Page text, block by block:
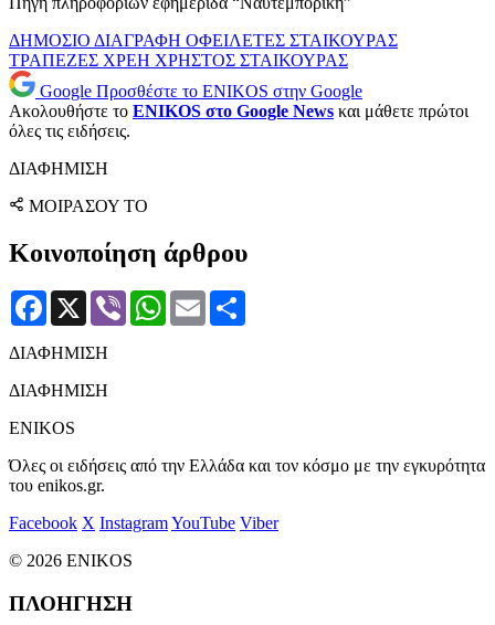
ΔΗΜΟΣΙΟ ΔΙΑΓΡΑΦΗ ΟΦΕΙΛΕΤΕΣ ΣΤΑΙΚΟΥΡΑΣ
ΤΡΑΠΕΖΕΣ ΧΡΕΗ ΧΡΗΣΤΟΣ ΣΤΑΙΚΟΥΡΑΣ
Google Προσθέστε το ENIKOS στην Google
Ακολουθήστε το ENIKOS στο Google News και μάθετε πρώτοι
όλες τις ειδήσεις.
ΔΙΑΦΗΜΙΣΗ
ΜΟΙΡΑΣΟΥ ΤΟ
Κοινοποίηση άρθρου
Facebook
X Viber WhatsApp
Email
ΔΙΑΦΗΜΙΣΗ
ΔΙΑΦΗΜΙΣΗ
ENIKOS
Όλες οι ειδήσεις από την Ελλάδα και τον κόσμο με την εγκυρότητα
του enikos.gr.
Facebook X InstagramYouTube Viber
© 2026 ENIKOS
ΠΛΟΗΓΗΣΗ